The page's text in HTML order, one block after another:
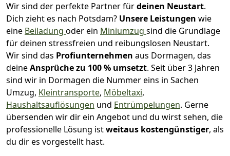
Wir sind der perfekte Partner fürdeinen Neustart.
Dich zieht es nach Potsdam? Unsere Leistungen wie
eine Beiladung oder ein Miniumzug sind die Grundlage
für deinen stressfreien und reibungslosen Neustart.
Wir sind das Profiunternehmen aus Dormagen, das
deineAnsprüche zu 100 % umsetzt. Seit über 3 Jahren
sind wir in Dormagen die Nummer eins in Sachen
Umzug, Kleintransporte, Möbeltaxi,
Haushaltsauflösungen und Entrümpelungen. Gerne
übersenden wir dir ein Angebot und du wirst sehen, die
professionelle Lösung istweitaus kostengünstiger, als
du dir es vorgestellt hast.